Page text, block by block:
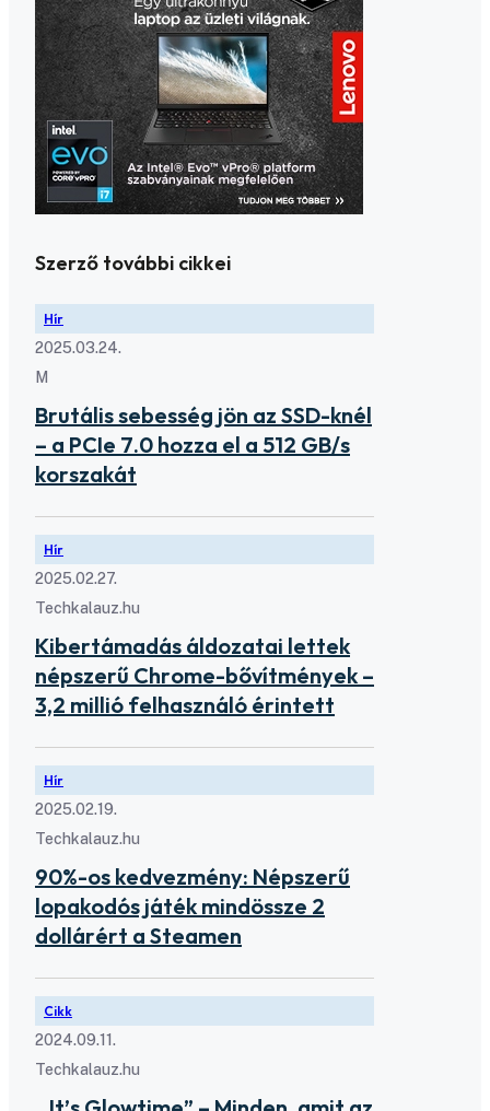
Szerző további cikkei
Hír
2025.03.24.
M
Brutális sebesség jön az SSD-knél
– a PCIe 7.0 hozza el a 512 GB/s
korszakát
Hír
2025.02.27.
Techkalauz.hu
Kibertámadás áldozatai lettek
népszerű Chrome-bővítmények –
3,2 millió felhasználó érintett
Hír
2025.02.19.
Techkalauz.hu
90%-os kedvezmény: Népszerű
lopakodós játék mindössze 2
dollárért a Steamen
Cikk
2024.09.11.
Techkalauz.hu